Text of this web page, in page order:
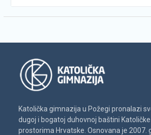
Katolička gimnazija u Požegi pronalazi
dugoj i bogatoj duhovnoj baštini
prostorima Hrvatske. Osnovana je 2007.